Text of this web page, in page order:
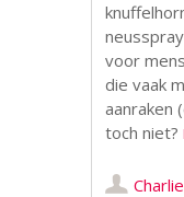
voor
die vaak
aanraken
toch niet?